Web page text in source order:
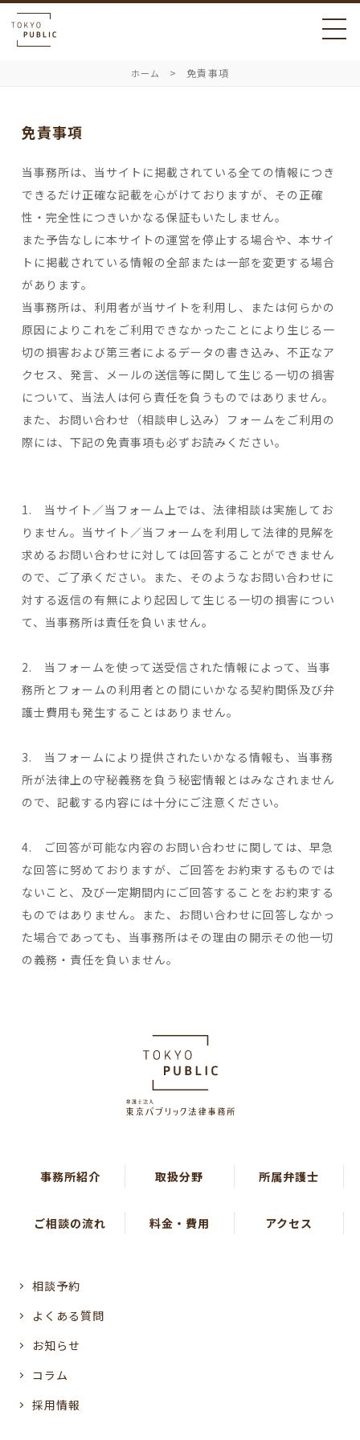
ホーム 免責事項
免責事項
当事務所は、当サイトに掲載されている全ての情報につき
できるだけ正確な記載を心がけておりますが、その正確
性・完全性につきいかなる保証もいたしません。
また予告なしに本サイトの運営を停止する場合や、本サイ
トに掲載されている情報の全部または一部を変更する場合
があります。
当事務所は、利用者が当サイトを利用し、または何らかの
原因によりこれをご利用できなかったことにより生じる一
切の損害および第三者によるデータの書き込み、不正なア
クセス、発言、メールの送信等に関して生じる一切の損害
について、当法人は何ら責任を負うものではありません。
また、お問い合わせ（相談申し込み）フォームをご利用の
際には、下記の免責事項も必ずお読みください。
1. 当サイト／当フォーム上では、法律相談は実施してお
りません。当サイト／当フォームを利用して法律的見解を
求めるお問い合わせに対しては回答することができません
ので、ご了承ください。また、そのようなお問い合わせに
対する返信の有無により起因して生じる一切の損害につい
て、当事務所は責任を負いません。
2. 当フォームを使って送受信された情報によって、当事
務所とフォームの利用者との間にいかなる契約関係及び弁
護士費用も発生することはありません。
3. 当フォームにより提供されたいかなる情報も、当事務
所が法律上の守秘義務を負う秘密情報とはみなされません
ので、記載する内容には十分にご注意ください。
4. ご回答が可能な内容のお問い合わせに関しては、早急
な回答に努めておりますが、ご回答をお約束するものでは
ないこと、及び一定期間内にご回答することをお約束する
ものではありません。また、お問い合わせに回答しなかっ
た場合であっても、当事務所はその理由の開示その他一切
の義務・責任を負いません。
事務所紹介 取扱分野 所属弁護士
ご相談の流れ 料金・費用 アクセス
相談予約
よくある質問
お知らせ
コラム
採用情報